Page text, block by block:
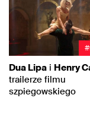
Dua Lipa i Henry
trailerze filmu
szpiegowskiego